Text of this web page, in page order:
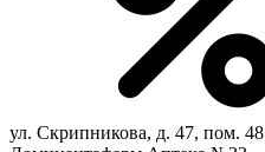
ул. Скрипникова, д. 47, пом. 48